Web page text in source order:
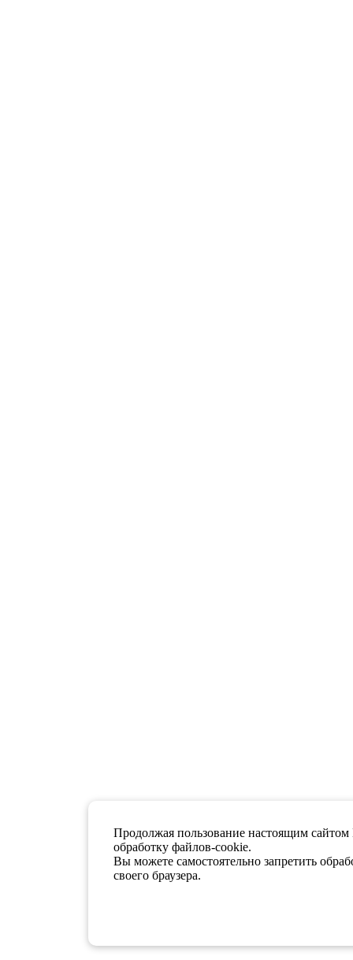
Продолжая пользование настоящим
обработку файлов-cookie.
Вы можете самостоятельно запретить
своего браузера.